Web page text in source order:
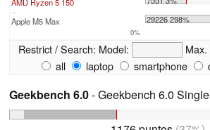
...
Apple M5 Max 29226 298%
0%
Restrict / Search: Model:
all
laptop smartphone
Geekbench 6.0- Geekbench 6.0